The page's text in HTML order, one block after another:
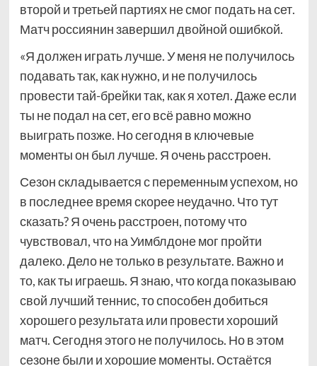
второй и третьей партиях не смог подать на сет.
Матч россиянин завершил двойной ошибкой.
«Я должен играть лучше. У меня не получилось
подавать так, как нужно, и не получилось
провести тай-брейки так, как я хотел. Даже если
ты не подал на сет, его всё равно можно
выиграть позже. Но сегодня в ключевые
моменты он был лучше. Я очень расстроен.
Сезон складывается с переменным успехом, но
в последнее время скорее неудачно. Что тут
сказать? Я очень расстроен, потому что
чувствовал, что на Уимблдоне мог пройти
далеко. Дело не только в результате. Важно и
то, как ты играешь. Я знаю, что когда показываю
свой лучший теннис, то способен добиться
хорошего результата или провести хороший
матч. Сегодня этого не получилось. Но в этом
сезоне были и хорошие моменты. Остаётся